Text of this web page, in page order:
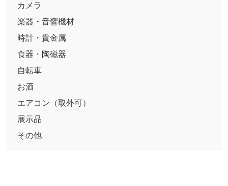
カメラ
楽器・音響機材
時計・貴金属
食器・陶磁器
自転車
お酒
エアコン（取外可）
展示品
その他